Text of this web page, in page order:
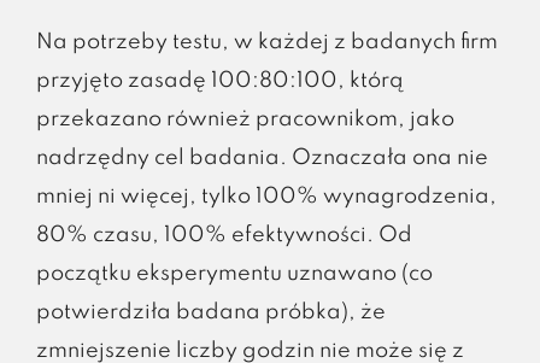
Na potrzeby testu, w każdej z badanych firm
przyjęto zasadę 100:80:100, którą
przekazano również pracownikom, jako
nadrzędny cel badania. Oznaczała ona nie
mniej ni więcej, tylko 100% wynagrodzenia,
80% czasu, 100% efektywności. Od
początku eksperymentu uznawano (co
potwierdziła badana próbka), że
zmniejszenie liczby godzin nie może się z